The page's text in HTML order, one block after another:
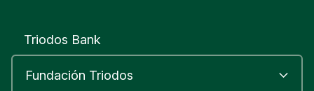
Triodos Bank